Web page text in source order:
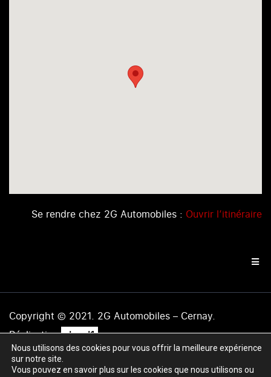
Se rendre chez 2G Automobiles : Ouvrir l’itinéraire
Copyright © 2021. 2G Automobiles – Cernay.
Réalisation .level1
Mentions légales|Politique de confidentialité|Plan du
site
Nous utilisons des cookies pour vous offrir la meilleure expérience
sur notre site.
Vous pouvez en savoir plus sur les cookies que nous utilisons ou